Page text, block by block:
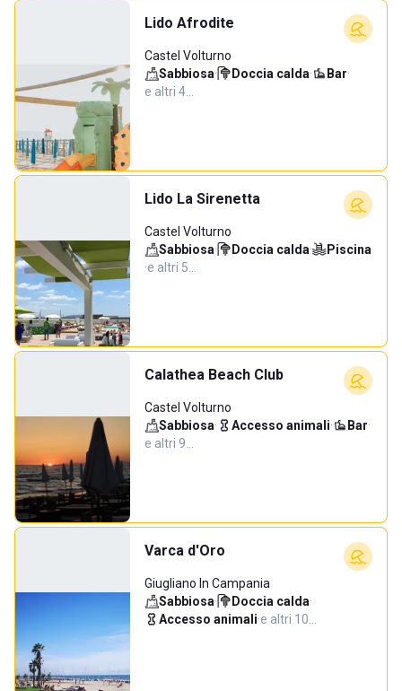
Lido Afrodite
Castel Volturno
Sabbiosa· Doccia calda· Bar·
e altri 4…
Lido La Sirenetta
Castel Volturno
Sabbiosa· Doccia calda·
Piscina
·e altri 5…
Calathea Beach Club
Castel Volturno
Sabbiosa· Accesso animali· Bar·
e altri 9…
Varca d'Oro
Giugliano In Campania
Sabbiosa· Doccia calda·
Accesso animali·e altri 10…